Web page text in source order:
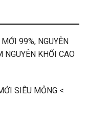
MỚI 99%, NGUYÊN
NGUYÊN KHỐI CAO
SIÊU MỎNG <